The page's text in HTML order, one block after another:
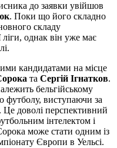
до заявки увійшов
. Поки що його складно
складу
ліги, однак він уже має
кандидатами на місце
та Сергій Ігнатков.
бельгійському
футболу, виступаючи за
Це доволі перспективний
інтелектом і
може стати одним із
Європи в Уельсі.